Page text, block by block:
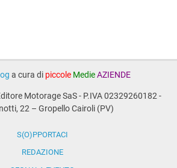
a cura di piccole MedieAZIENDE
Motorage SaS - P.IVA 02329260182 -
22 – Gropello Cairoli (PV)
S(O)PPORTACI
REDAZIONE